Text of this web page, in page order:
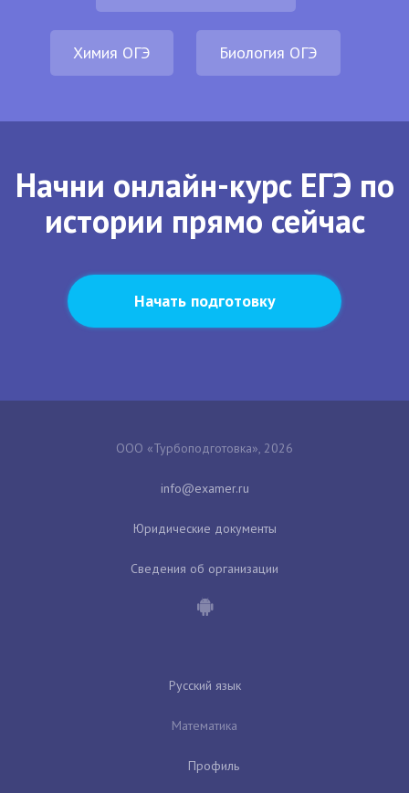
Химия ОГЭ Биология ОГЭ
Начни онлайн-курс ЕГЭ по
истории прямо сейчас
Начать подготовку
ООО «Турбоподготовка», 2026
Юридические документы
Сведения об организации
Русский язык
Математика
Профиль